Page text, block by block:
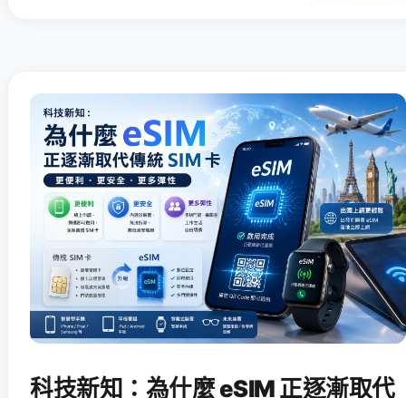
科技新知：為什麼 eSIM 正逐漸取代